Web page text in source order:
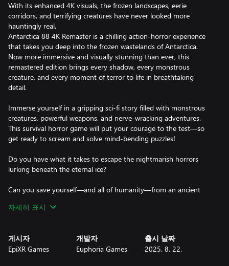
With its enhanced 4K visuals, the frozen landscapes, eerie
corridors, and terrifying creatures have never looked more
hauntingly real.
Antarctica 88 4K Remaster is a chilling action-horror experience
that takes you deep into the frozen wastelands of Antarctica.
Now more immersive and visually stunning than ever, this
remastered edition brings every shadow, every monstrous
creature, and every moment of terror to life in breathtaking
detail.
Immerse yourself in a gripping sci-fi story filled with monstrous
creatures, powerful weapons, and nerve-wracking adventures.
This survival horror game will put your courage to the test—so
get ready to scream and solve mind-bending puzzles!
Do you have what it takes to escape the nightmarish horrors
lurking beneath the eternal ice?
Can you save yourself—and all of humanity—from an ancient
last six months drilling through the ice in search of prehistoric
minerals. But six weeks ago, all contact with the expedition was
자세히 표시
게시자
EpiXR Games
개발자
Euphoria Games
출시 날짜
2025. 8. 22.